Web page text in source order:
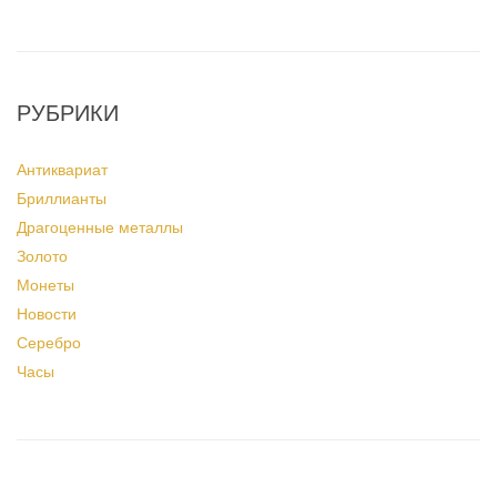
РУБРИКИ
Антиквариат
Бриллианты
Драгоценные металлы
Золото
Монеты
Новости
Серебро
Часы